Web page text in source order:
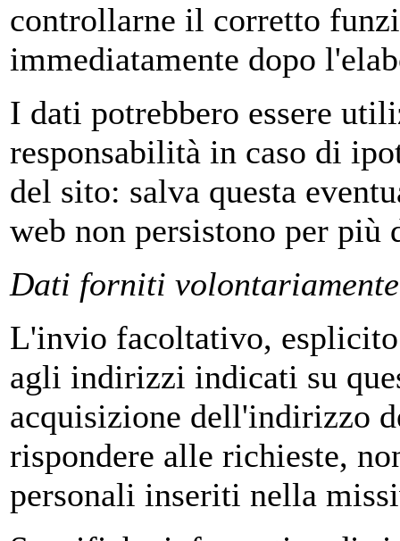
controllarne il corretto
immediatamente dopo
I dati potrebbero essere
responsabilità in caso di
del sito: salva questa
web non persistono per più
Dati forniti
L'invio facoltativo,
agli indirizzi indicati su
acquisizione dell'indirizzo
rispondere alle richieste,
personali inseriti nella